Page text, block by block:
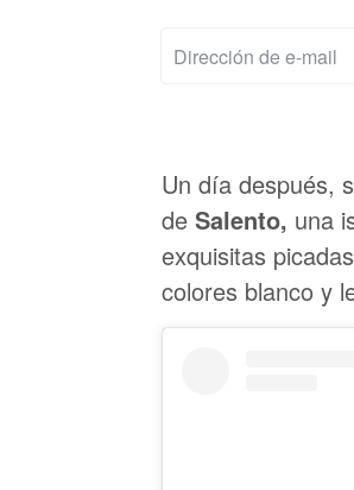
Un día después,
de Salento, una
exquisitas
colores blanco y